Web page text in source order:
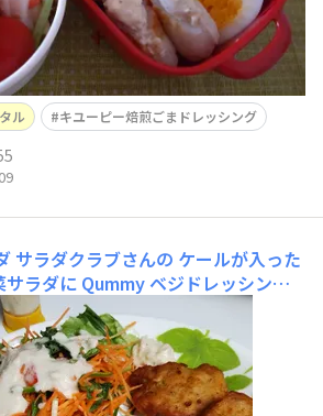
ル キユーピー焙煎ごまドレッシング
サラダクラブさんの ケールが入った
サラダに Qummy ベジドレッシング
け唐揚げ(冷凍)に 具だくさんレモン